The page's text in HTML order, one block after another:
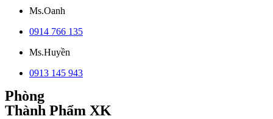
Ms.Oanh
0914 766 135
Ms.Huyền
0913 145 943
Phòng
Thành Phẩm XK